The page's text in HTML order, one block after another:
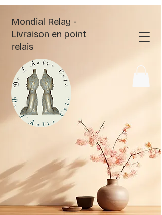
Mondial Relay -
Livraison en point
relais